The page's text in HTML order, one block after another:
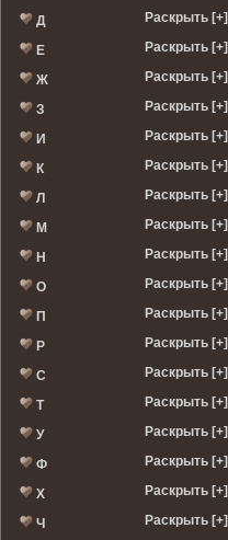
Д Раскрыть [+]
Е Раскрыть [+]
Ж Раскрыть [+]
З Раскрыть [+]
И Раскрыть [+]
К Раскрыть [+]
Л Раскрыть [+]
М Раскрыть [+]
Н Раскрыть [+]
О Раскрыть [+]
П Раскрыть [+]
Р Раскрыть [+]
С Раскрыть [+]
Т Раскрыть [+]
У Раскрыть [+]
Ф Раскрыть [+]
Х Раскрыть [+]
Ч Раскрыть [+]